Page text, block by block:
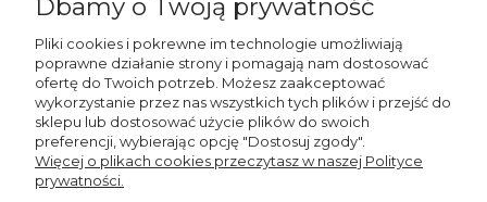
WAŻNE
STREFA KLIENTA
Dbamy o Twoją prywatność
Pliki cookies i pokrewne im technologie umożliwiają
poprawne działanie strony i pomagają nam dostosować
ofertę do Twoich potrzeb. Możesz zaakceptować
wykorzystanie przez nas wszystkich tych plików i przejść do
sklepu lub dostosować użycie plików do swoich
preferencji, wybierając opcję "Dostosuj zgody".
Więcej o plikach cookies przeczytasz w naszej Polityce
prywatności.